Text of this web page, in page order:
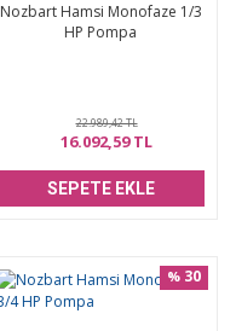
Nozbart Hamsi Monofaze 1/3
HP Pompa
22.989,42 TL
16.092,59 TL
SEPETE EKLE
% 30